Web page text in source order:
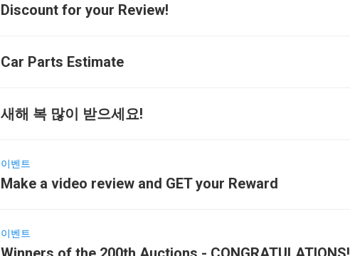
Discount for your Review!
Car Parts Estimate
새해 복 많이 받으세요!
이벤트
Make a video review and GET your Reward
이벤트